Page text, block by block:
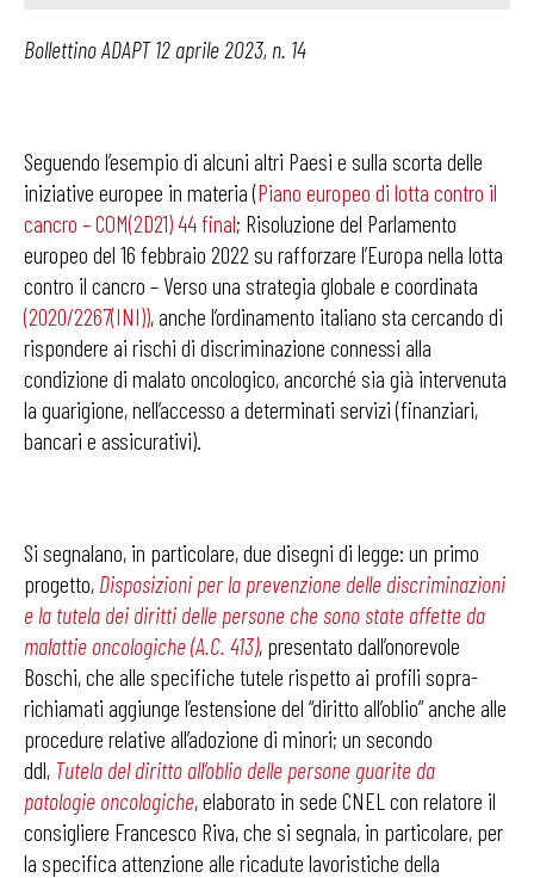
Bollettino ADAPT 12 aprile 2023, n. 14
Seguendo l’esempio di alcuni altri Paesi e sulla scorta delle
iniziative europee in materia (Piano europeo di lotta contro il
cancro – COM(2D21) 44 final; Risoluzione del Parlamento
europeo del 16 febbraio 2022 su rafforzare l’Europa nella lotta
contro il cancro – Verso una strategia globale e coordinata
(2020/2267(INI)), anche l’ordinamento italiano sta cercando di
rispondere ai rischi di discriminazione connessi alla
condizione di malato oncologico, ancorché sia già intervenuta
la guarigione, nell’accesso a determinati servizi (finanziari,
bancari e assicurativi).
Si segnalano, in particolare, due disegni di legge: un primo
progetto, Disposizioni per la prevenzione delle discriminazioni
e la tutela dei diritti delle persone che sono state affette da
malattie oncologiche (A.C. 413), presentato dall’onorevole
Boschi, che alle specifiche tutele rispetto ai profili sopra-
richiamati aggiunge l’estensione del “diritto all’oblio” anche alle
procedure relative all’adozione di minori; un secondo
ddl, Tutela del diritto all’oblio delle persone guarite da
patologie oncologiche, elaborato in sede CNEL con relatore il
consigliere Francesco Riva, che si segnala, in particolare, per
la specifica attenzione alle ricadute lavoristiche della